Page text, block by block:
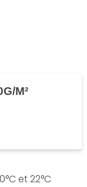
M²
et 22°C